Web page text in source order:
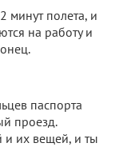
минут полета, и
на работу и
паспорта
проезд.
и их вещей, и ты